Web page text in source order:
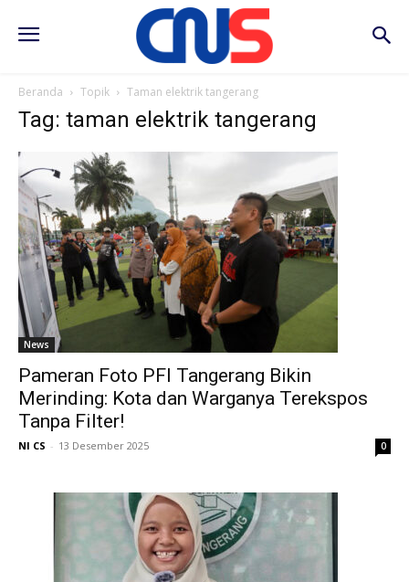
Beranda Topik Taman elektrik tangerang
Tag: taman elektrik tangerang
News
Pameran Foto PFI Tangerang Bikin
Merinding: Kota dan Warganya Terekspos
Tanpa Filter!
NI CS - 13 Desember 2025 0